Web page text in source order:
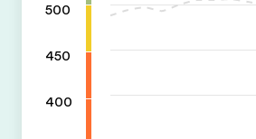
500
450
400